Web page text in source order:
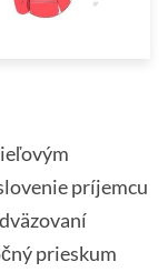
príjemcu
prieskum